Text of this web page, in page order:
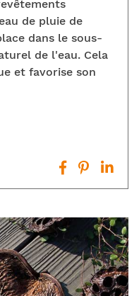
de pluie de
dans le sous-
de l'eau. Cela
et favorise son